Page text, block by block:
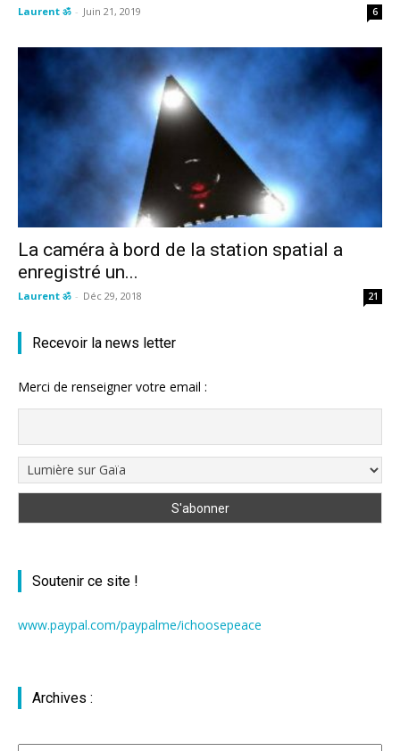
Laurent ॐ - Juin 21, 2019 6
La caméra à bord de la station spatial a
enregistré un...
Laurent ॐ - Déc 29, 2018 21
Recevoir la news letter
Merci de renseigner votre email :
Soutenir ce site !
www.paypal.com/paypalme/ichoosepeace
Archives :
Archives